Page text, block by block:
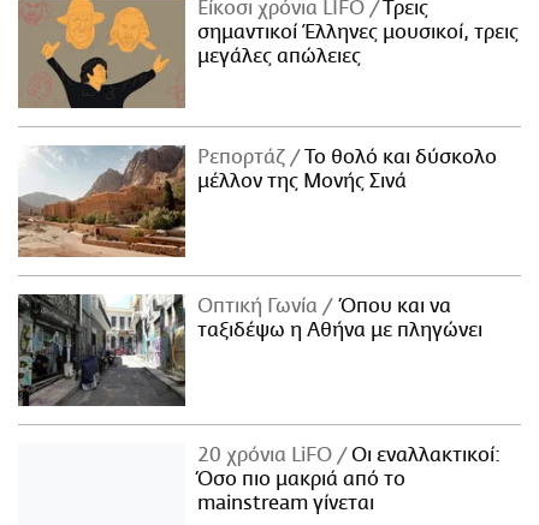
Είκοσι χρόνια LIFO
Tρεις
σημαντικοί Έλληνες μουσικοί, τρεις
μεγάλες απώλειες
Ρεπορτάζ
Το θολό και δύσκολο
μέλλον της Μονής Σινά
Οπτική Γωνία
Όπου και να
ταξιδέψω η Αθήνα με πληγώνει
20 χρόνια LiFO
Οι εναλλακτικοί:
Όσο πιο μακριά από το
mainstream γίνεται